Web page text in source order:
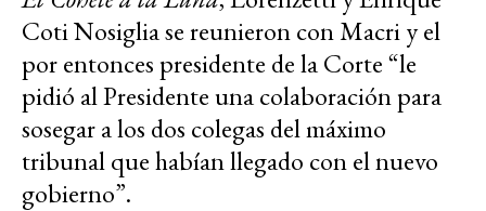
Coti Nosiglia se reunieron con Macri y el
por entonces presidente de la Corte “le
pidió al Presidente una colaboración para
sosegar a los dos colegas del máximo
tribunal que habían llegado con el nuevo
gobierno”.